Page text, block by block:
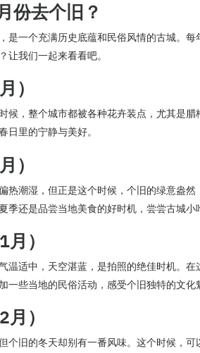
份去个旧？
是一个充满历史底蕴和民俗风情的古城。
让我们一起来看看吧。
）
候，整个城市都被各种花卉装点，尤其是
日里的宁静与美好。
）
热潮湿，但正是这个时候，个旧的绿意盎
季还是品尝当地美食的好时机，尝尝古城小
）
温适中，天空湛蓝，是拍照的绝佳时机。
一些当地的民俗活动，感受个旧独特的文化
）
个旧的冬天却别有一番风味。这个时候，